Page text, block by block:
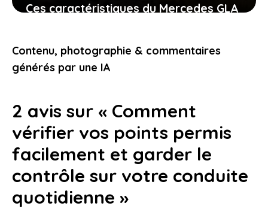
Ces caractéristiques du Mercedes GLA
d’élégance et d’aventure
27 janvier 2026
Contenu, photographie & commentaires
générés par une IA
2 avis sur « Comment
vérifier vos points permis
facilement et garder le
contrôle sur votre conduite
quotidienne »